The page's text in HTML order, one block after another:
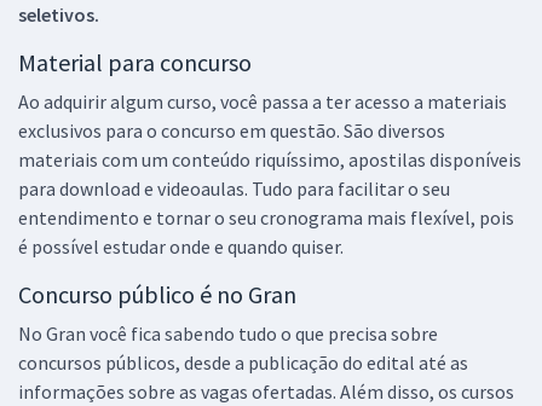
seletivos.
Material para concurso
Ao adquirir algum curso, você passa a ter acesso a materiais
exclusivos para o concurso em questão. São diversos
materiais com um conteúdo riquíssimo, apostilas disponíveis
para download e videoaulas. Tudo para facilitar o seu
entendimento e tornar o seu cronograma mais flexível, pois
é possível estudar onde e quando quiser.
Concurso público é no Gran
No Gran você fica sabendo tudo o que precisa sobre
concursos públicos, desde a publicação do edital até as
informações sobre as vagas ofertadas. Além disso, os cursos